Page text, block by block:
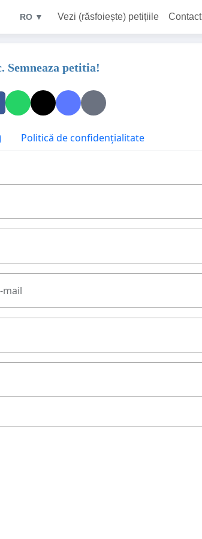
RO ▼ Vezi (răsfoiește) petițiile Contact
Semneaza petitia!
Politică de confidențialitate
mail